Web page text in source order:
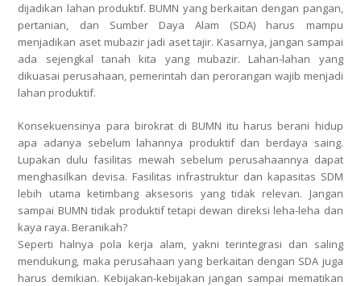
dijadikan lahan produktif. BUMN yang berkaitan dengan pangan,
pertanian, dan Sumber Daya Alam (SDA) harus mampu
menjadikan aset mubazir jadi aset tajir. Kasarnya, jangan sampai
ada sejengkal tanah kita yang mubazir. Lahan-lahan yang
dikuasai perusahaan, pemerintah dan perorangan wajib menjadi
lahan produktif.
Konsekuensinya para birokrat di BUMN itu harus berani hidup
apa adanya sebelum lahannya produktif dan berdaya saing.
Lupakan dulu fasilitas mewah sebelum perusahaannya dapat
menghasilkan devisa. Fasilitas infrastruktur dan kapasitas SDM
lebih utama ketimbang aksesoris yang tidak relevan. Jangan
sampai BUMN tidak produktif tetapi dewan direksi leha-leha dan
kaya raya. Beranikah?
Seperti halnya pola kerja alam, yakni terintegrasi dan saling
mendukung, maka perusahaan yang berkaitan dengan SDA juga
harus demikian. Kebijakan-kebijakan jangan sampai mematikan